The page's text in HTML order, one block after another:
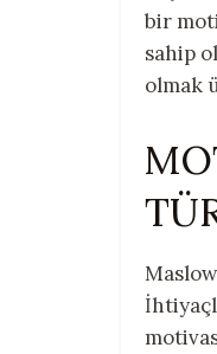
bir
sahip
olmak